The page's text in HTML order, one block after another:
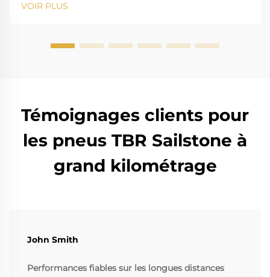
VOIR PLUS
Témoignages clients pour
les pneus TBR Sailstone à
grand kilométrage
John Smith
Performances fiables sur les longues distances